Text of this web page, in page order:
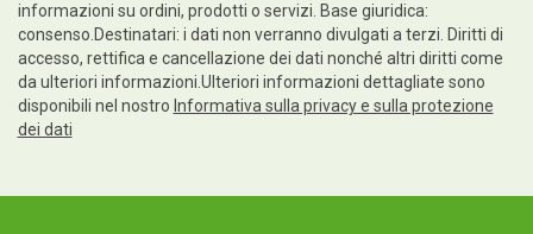
informazioni su ordini, prodotti o servizi. Base giuridica:
consenso.Destinatari: i dati non verranno divulgati a terzi. Diritti di
accesso, rettifica e cancellazione dei dati nonché altri diritti come
da ulteriori informazioni.Ulteriori informazioni dettagliate sono
disponibili nel nostro Informativa sulla privacy e sulla protezione
dei dati